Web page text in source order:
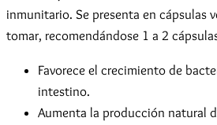
inmunitario. Se presenta en cápsulas
tomar, recomendándose 1 a 2
Favorece el crecimiento de
intestino.
Aumenta la producción natural